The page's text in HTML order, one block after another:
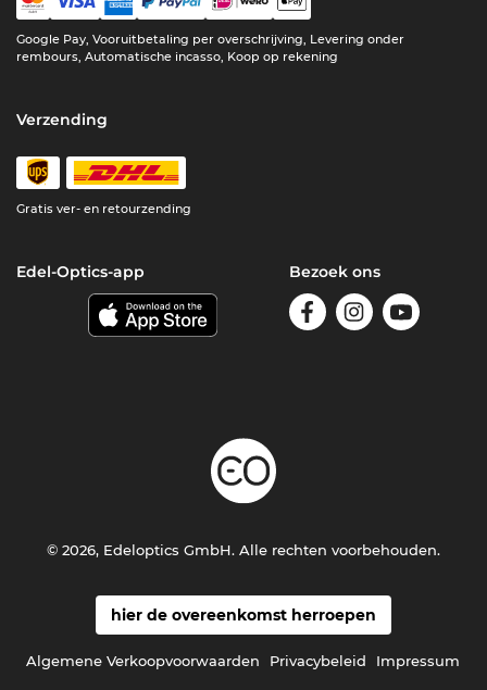
Google Pay, Vooruitbetaling per overschrijving, Levering onder
rembours, Automatische incasso, Koop op rekening
Verzending
Gratis ver- en retourzending
Edel-Optics-app Bezoek ons
hier de overeenkomst herroepen
Algemene Verkoopvoorwaarden Privacybeleid Impressum
© 2026, Edeloptics GmbH. Alle rechten voorbehouden.